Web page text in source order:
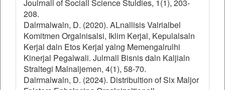
Joulrnall of Sociall Science Stuldies, 1(1), 203-
208.
Dalrmalwaln, D. (2020). ALnallisis Valrialbel
Komitmen Orgalnisalsi, Iklim Kerjal, Kepulalsaln
Kerjal daln Etos Kerjal yalng Memengalrulhi
Kinerjal Pegalwali. Julrnall Bisnis daln Kaljialn
Straltegi Malnaljemen, 4(1), 58-70.
Dalrmalwaln, D. (2024). Distribultion of Six Maljor